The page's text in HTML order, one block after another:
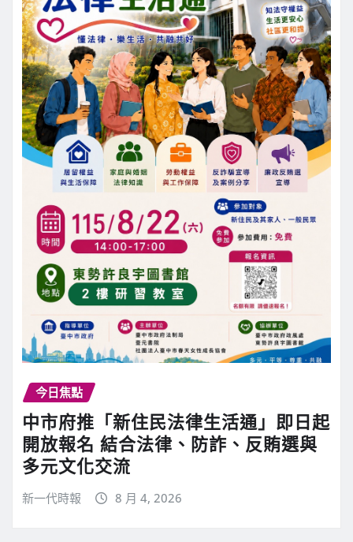
今日焦點
中市府推「新住民法律生活通」即日起
開放報名 結合法律、防詐、反賄選與
多元文化交流
新一代時報 8 月 4, 2026